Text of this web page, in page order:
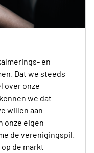
en
Dat we steeds
over onze
we dat
willen aan
onze eigen
de verenigingspil.
de markt